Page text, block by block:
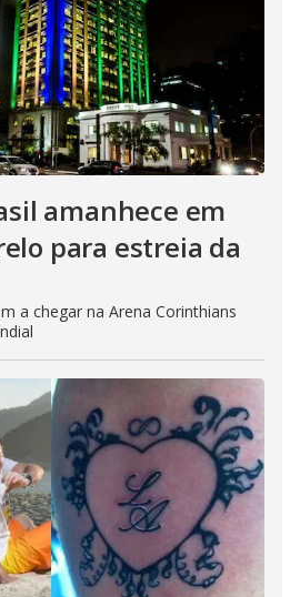
amanhece em
para estreia da
a chegar na Arena Corinthians